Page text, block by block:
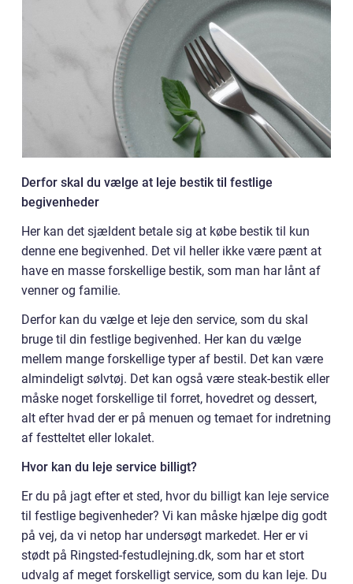
Derfor skal du vælge at leje bestik til festlige
begivenheder
Her kan det sjældent betale sig at købe bestik til kun
denne ene begivenhed. Det vil heller ikke være pænt at
have en masse forskellige bestik, som man har lånt af
venner og familie.
Derfor kan du vælge et leje den service, som du skal
bruge til din festlige begivenhed. Her kan du vælge
mellem mange forskellige typer af bestil. Det kan være
almindeligt sølvtøj. Det kan også være steak-bestik eller
måske noget forskellige til forret, hovedret og dessert,
alt efter hvad der er på menuen og temaet for indretning
af festteltet eller lokalet.
Hvor kan du leje service billigt?
Er du på jagt efter et sted, hvor du billigt kan leje service
til festlige begivenheder? Vi kan måske hjælpe dig godt
på vej, da vi netop har undersøgt markedet. Her er vi
stødt på Ringsted-festudlejning.dk, som har et stort
udvalg af meget forskelligt service, som du kan leje. Du